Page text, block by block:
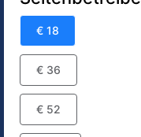
€ 18
€ 36
€ 52